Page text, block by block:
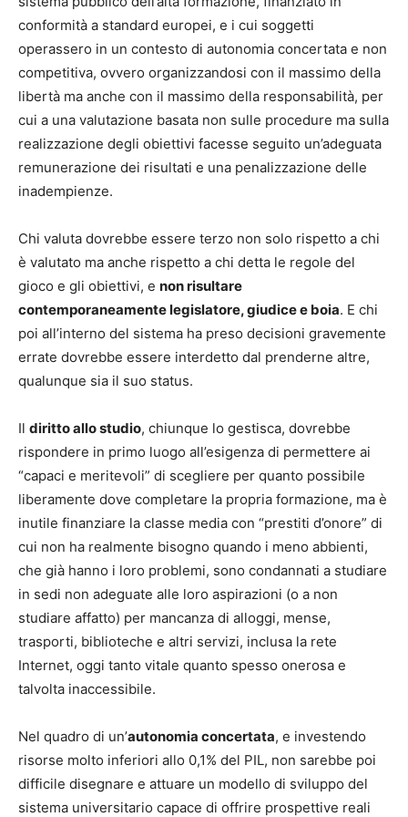
conformità a standard europei, e i cui soggetti
operassero in un contesto di autonomia concertata e non
competitiva, ovvero organizzandosi con il massimo della
libertà ma anche con il massimo della responsabilità, per
cui a una valutazione basata non sulle procedure ma sulla
realizzazione degli obiettivi facesse seguito un’adeguata
remunerazione dei risultati e una penalizzazione delle
inadempienze.
Chi valuta dovrebbe essere terzo non solo rispetto a chi
è valutato ma anche rispetto a chi detta le regole del
gioco e gli obiettivi, e non risultare
contemporaneamente legislatore, giudice e boia. E chi
poi all’interno del sistema ha preso decisioni gravemente
errate dovrebbe essere interdetto dal prenderne altre,
qualunque sia il suo status.
Il diritto allo studio, chiunque lo gestisca, dovrebbe
rispondere in primo luogo all’esigenza di permettere ai
“capaci e meritevoli” di scegliere per quanto possibile
liberamente dove completare la propria formazione, ma è
inutile finanziare la classe media con “prestiti d’onore” di
cui non ha realmente bisogno quando i meno abbienti,
che già hanno i loro problemi, sono condannati a studiare
in sedi non adeguate alle loro aspirazioni (o a non
studiare affatto) per mancanza di alloggi, mense,
trasporti, biblioteche e altri servizi, inclusa la rete
Internet, oggi tanto vitale quanto spesso onerosa e
talvolta inaccessibile.
Nel quadro di un’autonomia concertata, e investendo
risorse molto inferiori allo 0,1% del PIL, non sarebbe poi
difficile disegnare e attuare un modello di sviluppo del
sistema universitario capace di offrire prospettive reali